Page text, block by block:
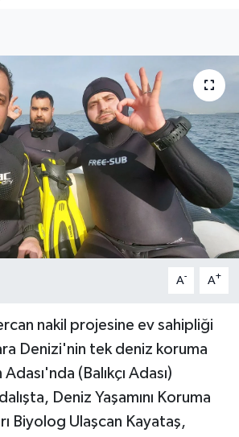
A- A+
nakil projesine ev sahipliği
Denizi'nin tek deniz koruma
(Balıkçı Adası)
Deniz Yaşamını Koruma
Biyolog Ulaşcan Kayataş,